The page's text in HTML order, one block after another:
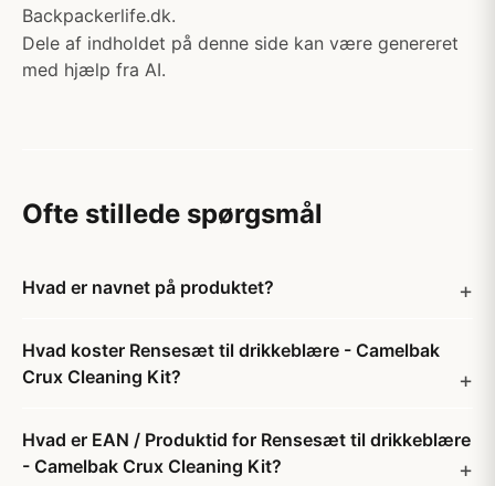
Backpackerlife.dk.
Dele af indholdet på denne side kan være genereret
med hjælp fra AI.
Ofte stillede spørgsmål
Hvad er navnet på produktet?
Hvad koster Rensesæt til drikkeblære - Camelbak
Crux Cleaning Kit?
Hvad er EAN / Produktid for Rensesæt til drikkeblære
- Camelbak Crux Cleaning Kit?